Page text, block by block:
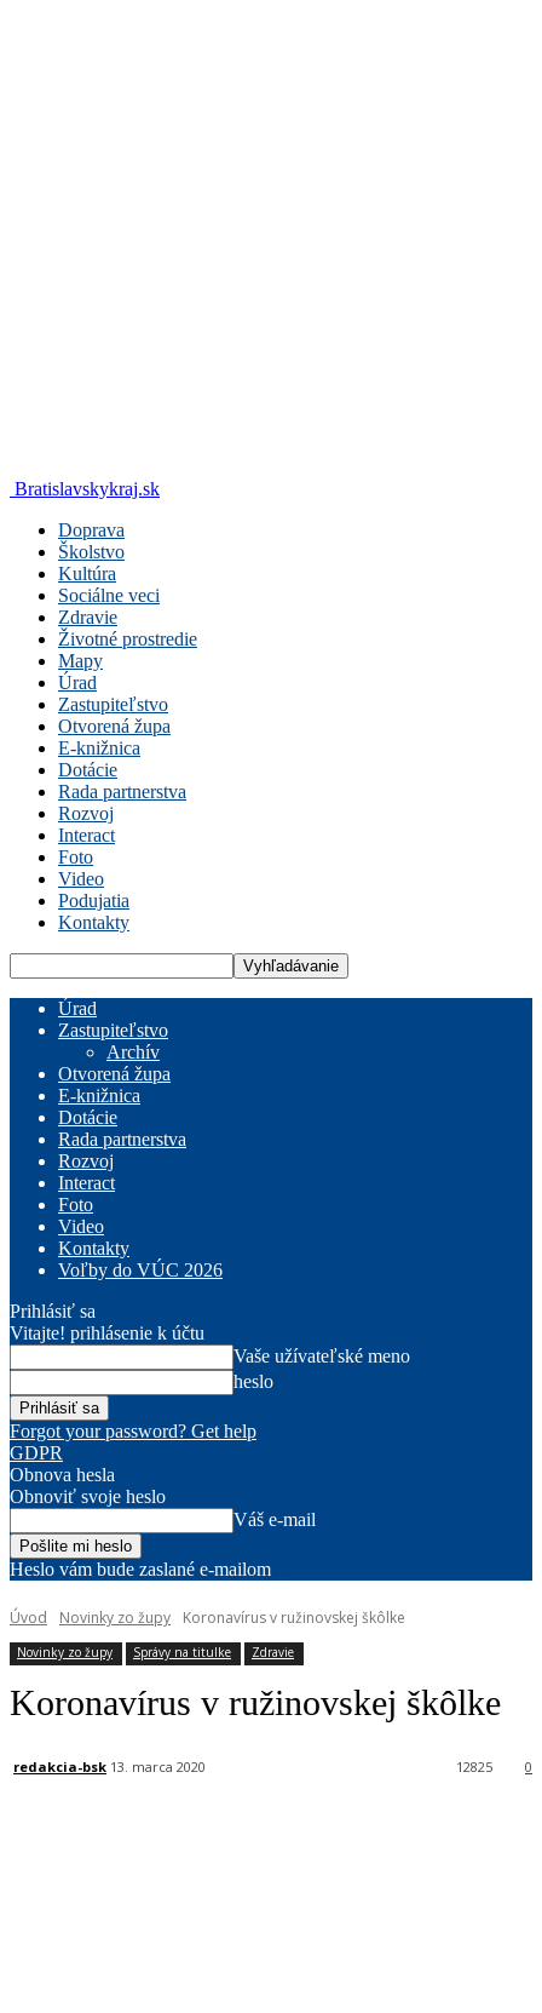
Bratislavskykraj.sk
Doprava
Školstvo
Kultúra
Sociálne veci
Zdravie
Životné prostredie
Mapy
Úrad
Zastupiteľstvo
Otvorená župa
E-knižnica
Dotácie
Rada partnerstva
Rozvoj
Interact
Foto
Video
Podujatia
Kontakty
Úrad
Zastupiteľstvo
Archív
Otvorená župa
E-knižnica
Dotácie
Rada partnerstva
Rozvoj
Interact
Foto
Video
Kontakty
Voľby do VÚC 2026
Prihlásiť sa
Vitajte! prihlásenie k účtu
Vaše užívateľské meno
heslo
Forgot your password? Get help
GDPR
Obnova hesla
Obnoviť svoje heslo
Váš e-mail
Heslo vám bude zaslané e-mailom
Úvod Novinky zo župy Koronavírus v ružinovskej škôlke
Novinky zo župy Správy na titulke Zdravie
Koronavírus v ružinovskej škôlke
redakcia-bsk 13. marca 2020 0
12825